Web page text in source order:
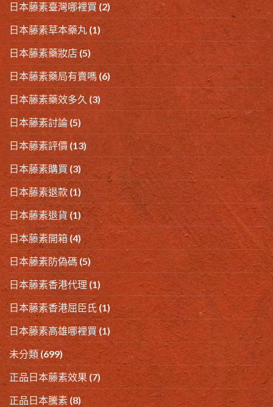
日本藤素臺灣哪裡買(2)
日本藤素草本藥丸(1)
日本藤素藥妝店 (5)
日本藤素藥局有賣嗎 (6)
日本藤素藥效多久 (3)
日本藤素討論 (5)
日本藤素評價 (13)
日本藤素購買 (3)
日本藤素退款 (1)
日本藤素退貨(1)
日本藤素開箱(4)
日本藤素防偽碼 (5)
日本藤素香港代理 (1)
日本藤素香港屈臣氏(1)
日本藤素高雄哪裡買(1)
未分類(699)
正品日本藤素效果 (7)
正品日本騰素(8)